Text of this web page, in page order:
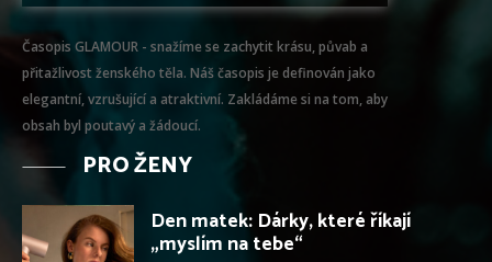
Časopis GLAMOUR - snažíme se zachytit krásu, půvab a
přitažlivost ženského těla. Náš časopis je definován jako
elegantní, vzrušující a atraktivní. Zakládáme si na tom, aby
obsah byl poutavý a žádoucí.
PRO ŽENY
Den matek: Dárky, které říkají
„myslím na tebe“